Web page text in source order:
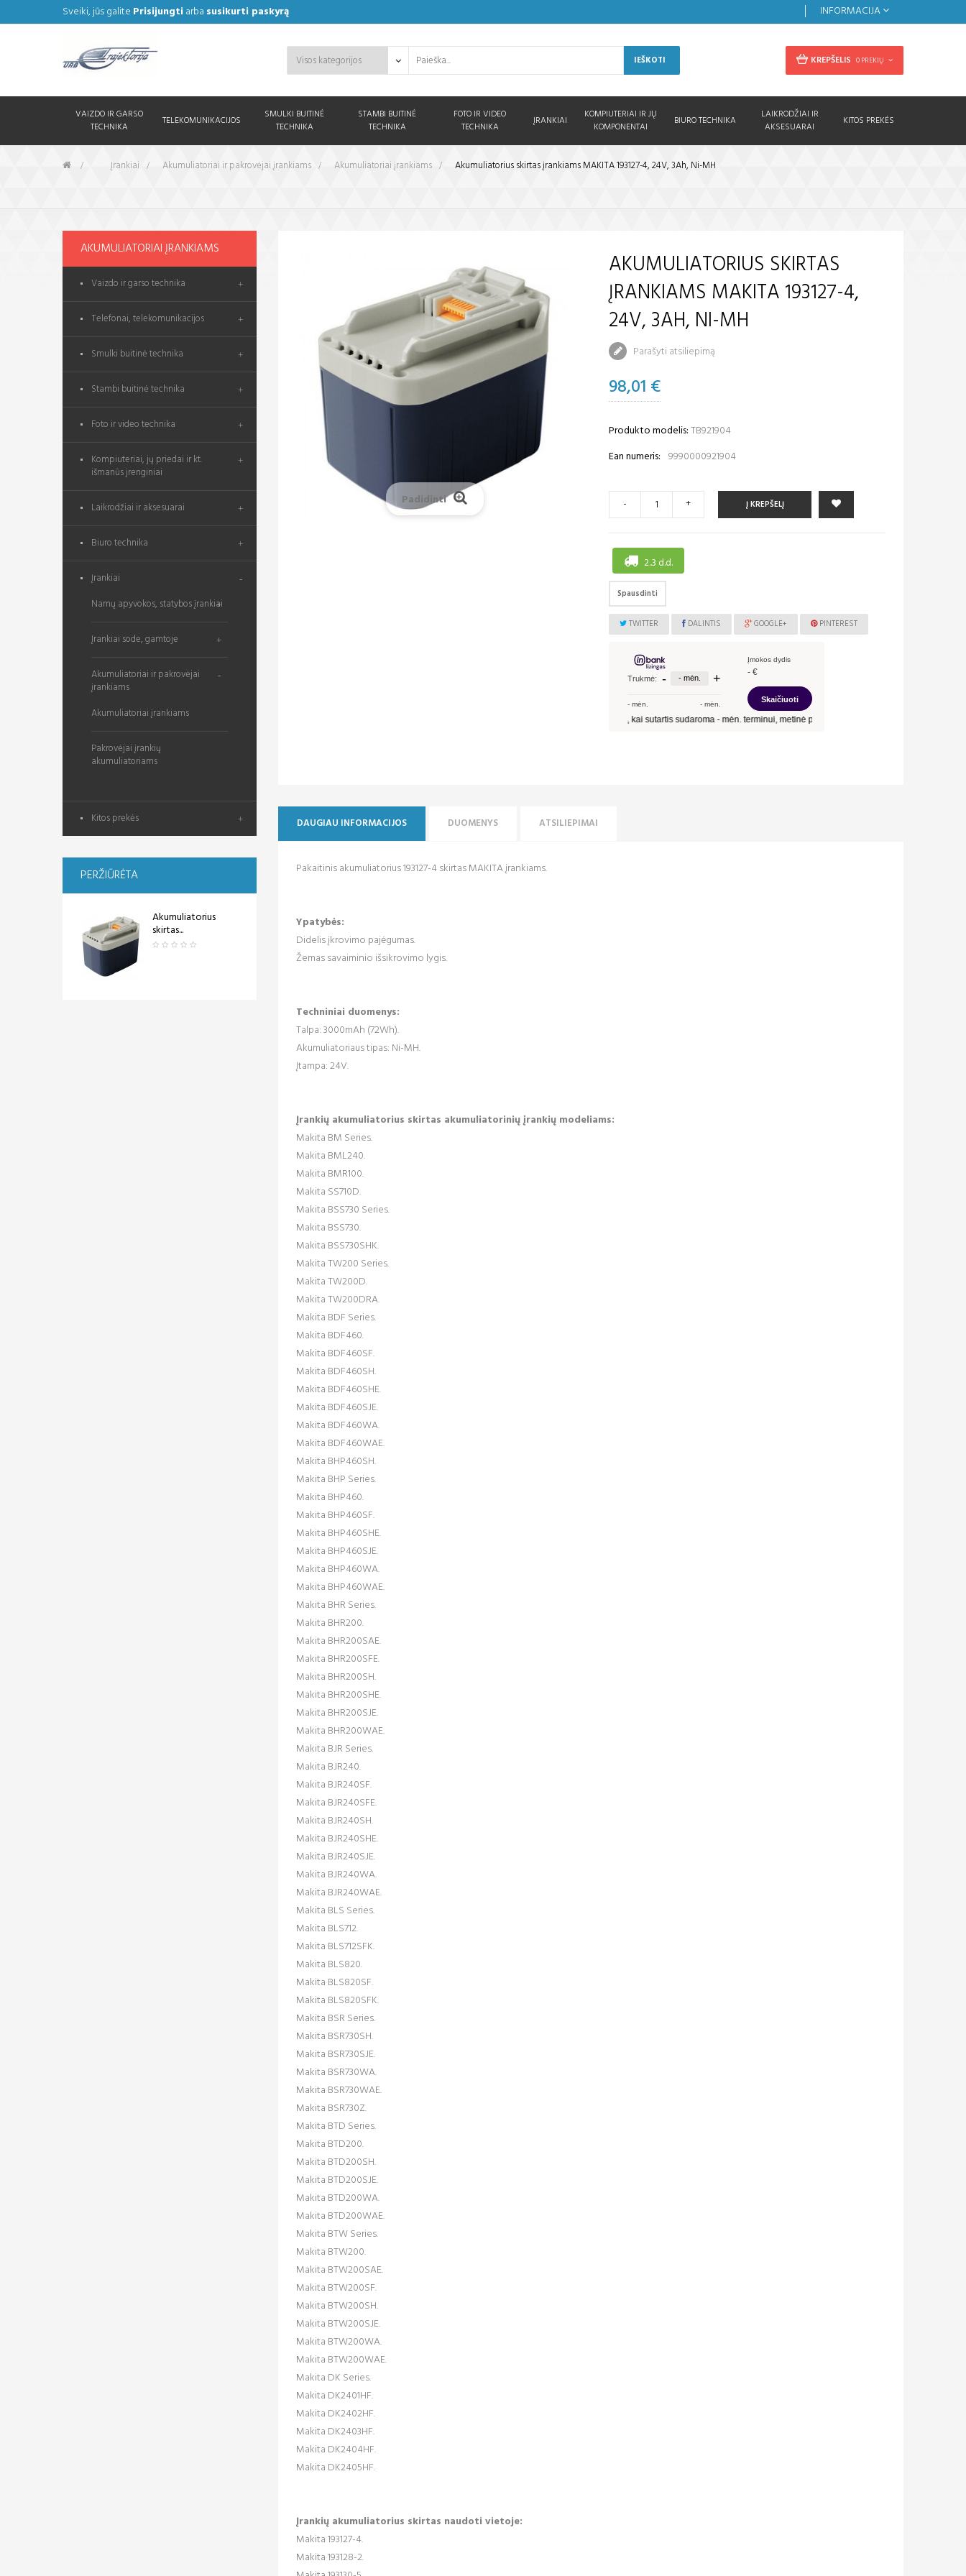
Sveiki, jūs galite Prisijungtiarba susikurti paskyrą INFORMACIJA
KREPŠELIS 0 PREKIŲ
IEŠKOTI
VAIZDO IR GARSO
TECHNIKA
TELEKOMUNIKACIJOS
SMULKI BUITINĖ
TECHNIKA
STAMBI BUITINĖ
TECHNIKA
FOTO IR VIDEO
TECHNIKA
ĮRANKIAI
KOMPIUTERIAI IR JŲ
KOMPONENTAI
BIURO TECHNIKA
LAIKRODŽIAI IR
AKSESUARAI
KITOS PREKĖS
&gt; Įrankiai > Akumuliatoriai ir pakrovėjai įrankiams > Akumuliatoriai įrankiams > Akumuliatorius skirtas įrankiams MAKITA 193127-4, 24V, 3Ah, Ni-MH
AKUMULIATORIAI ĮRANKIAMS
Vaizdo ir garso technika
Telefonai, telekomunikacijos
Smulki buitinė technika
Stambi buitinė technika
Foto ir video technika
Kompiuteriai, jų priedai ir kt.
išmanūs įrenginiai
Laikrodžiai ir aksesuarai
Biuro technika
Įrankiai
Namų apyvokos, statybos įrankiai
Įrankiai sode, gamtoje
Akumuliatoriai ir pakrovėjai
įrankiams
Akumuliatoriai įrankiams
Pakrovėjai įrankių
akumuliatoriams
Kitos prekės
PERŽIŪRĖTA
Akumuliatorius
skirtas...
Padidinti
AKUMULIATORIUS SKIRTAS
ĮRANKIAMS MAKITA 193127-4,
24V, 3AH, NI-MH
Parašyti atsiliepimą
98,01 €
Produkto modelis:TB921904
Ean numeris: 9990000921904
- + Į KREPŠELĮ
2..3 d.d.
Spausdinti
TWITTER DALINTIS GOOGLE+ PINTEREST
DAUGIAU INFORMACIJOS DUOMENYS ATSILIEPIMAI
Pakaitinis akumuliatorius 193127-4 skirtas MAKITA įrankiams.
Ypatybės:
Didelis įkrovimo pajėgumas.
Žemas savaiminio išsikrovimo lygis.
Techniniai duomenys:
Talpa: 3000mAh (72Wh).
Akumuliatoriaus tipas: Ni-MH.
Įtampa: 24V.
Įrankių akumuliatorius skirtas akumuliatorinių įrankių modeliams:
Makita BM Series.
Makita BML240.
Makita BMR100.
Makita SS710D.
Makita BSS730 Series.
Makita BSS730.
Makita BSS730SHK.
Makita TW200 Series.
Makita TW200D.
Makita TW200DRA.
Makita BDF Series.
Makita BDF460.
Makita BDF460SF.
Makita BDF460SH.
Makita BDF460SHE.
Makita BDF460SJE.
Makita BDF460WA.
Makita BDF460WAE.
Makita BHP460SH.
Makita BHP Series.
Makita BHP460.
Makita BHP460SF.
Makita BHP460SHE.
Makita BHP460SJE.
Makita BHP460WA.
Makita BHP460WAE.
Makita BHR Series.
Makita BHR200.
Makita BHR200SAE.
Makita BHR200SFE.
Makita BHR200SH.
Makita BHR200SHE.
Makita BHR200SJE.
Makita BHR200WAE.
Makita BJR Series.
Makita BJR240.
Makita BJR240SF.
Makita BJR240SFE.
Makita BJR240SH.
Makita BJR240SHE.
Makita BJR240SJE.
Makita BJR240WA.
Makita BJR240WAE.
Makita BLS Series.
Makita BLS712.
Makita BLS712SFK.
Makita BLS820.
Makita BLS820SF.
Makita BLS820SFK.
Makita BSR Series.
Makita BSR730SH.
Makita BSR730SJE.
Makita BSR730WA.
Makita BSR730WAE.
Makita BSR730Z.
Makita BTD Series.
Makita BTD200.
Makita BTD200SH.
Makita BTD200SJE.
Makita BTD200WA.
Makita BTD200WAE.
Makita BTW Series.
Makita BTW200.
Makita BTW200SAE.
Makita BTW200SF.
Makita BTW200SH.
Makita BTW200SJE.
Makita BTW200WA.
Makita BTW200WAE.
Makita DK Series.
Makita DK2401HF.
Makita DK2402HF.
Makita DK2403HF.
Makita DK2404HF.
Makita DK2405HF.
Įrankių akumuliatorius skirtas naudoti vietoje:
Makita 193127-4.
Makita 193128-2.